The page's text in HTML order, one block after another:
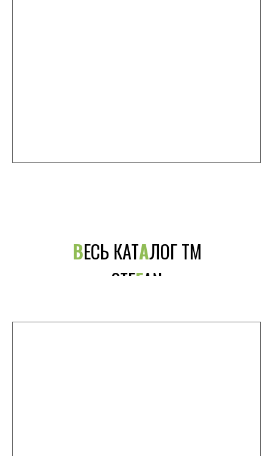
ВЕСЬ КАТАЛОГ ТМ
STEFAN